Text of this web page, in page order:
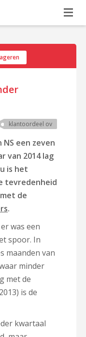
klantoordeel ov
een zeven
van 2014 lag
is het
tevredenheid
de
.
was een
spoor. In
maanden van
minder
met de
is de
kwartaal